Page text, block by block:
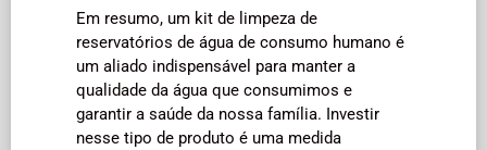
Em resumo, um kit de limpeza de
reservatórios de água de consumo humano é
um aliado indispensável para manter a
qualidade da água que consumimos e
garantir a saúde da nossa família. Investir
nesse tipo de produto é uma medida